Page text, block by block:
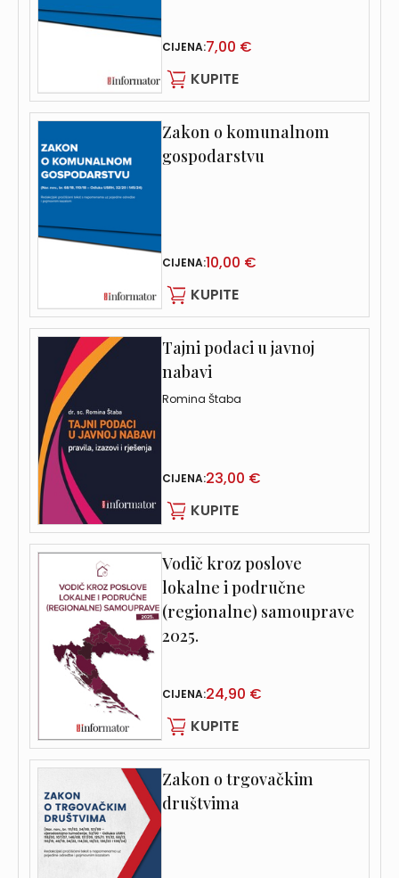
CIJENA:7,00 €
KUPITE
Zakon o komunalnom
gospodarstvu
CIJENA:10,00 €
KUPITE
Tajni podaci u javnoj
nabavi
Romina Štaba
CIJENA:23,00 €
KUPITE
Vodič kroz poslove
lokalne i područne
(regionalne) samouprave
2025.
CIJENA:24,90 €
KUPITE
Zakon o trgovačkim
društvima